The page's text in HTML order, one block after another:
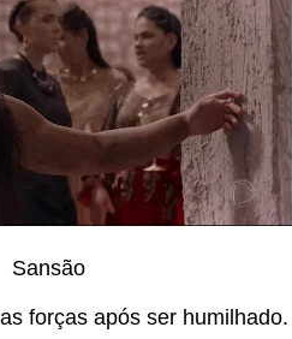
Sansão
forças após ser humilhado.